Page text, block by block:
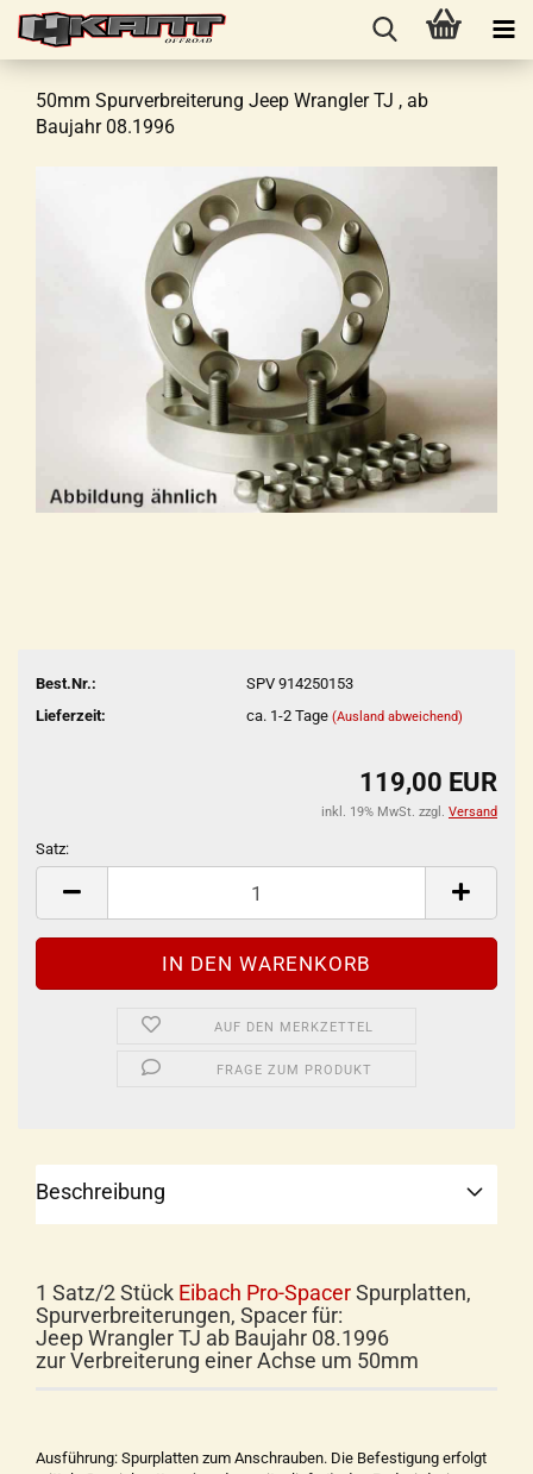
50mm Spurverbreiterung Jeep Wrangler TJ , ab
Baujahr 08.1996
Best.Nr.:
SPV 914250153
Lieferzeit:
ca. 1-2 Tage (Ausland abweichend)
119,00 EUR
inkl. 19% MwSt. zzgl. Versand
Satz:
Satz
AUF DEN MERKZETTEL
FRAGE ZUM PRODUKT
Beschreibung
1 Satz/2 Stück Eibach Pro-SpacerSpurplatten,
Spurverbreiterungen, Spacer für:
Jeep Wrangler TJ ab Baujahr 08.1996
zur Verbreiterung einer Achse um 50mm
Ausführung: Spurplatten zum Anschrauben. Die Befestigung erfolgt